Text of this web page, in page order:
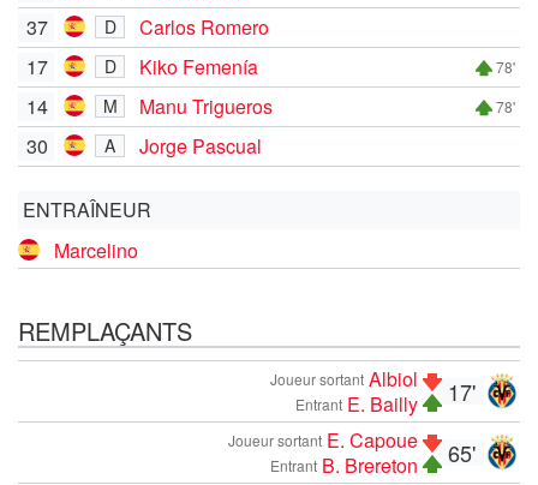
37
D
Carlos Romero
17
D Kiko Femenía 78'
14 M Manu Trigueros 78'
30 A Jorge Pascual
ENTRAÎNEUR
Marcelino
REMPLAÇANTS
17'
Joueur sortant Albiol
Entrant E. Bailly
65'
Joueur sortant E. Capoue
Entrant B. Brereton